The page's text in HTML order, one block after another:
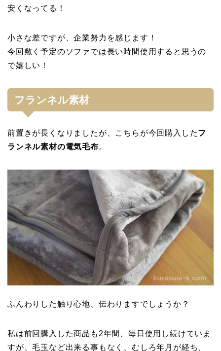
安くなってる！
小さな差ですが、企業努力を感じます！
今回敷く予定のソファでは長い時間使用すると思うの
で嬉しい！
フランネル素材
前置きが長くなりましたが、こちらが今回購入したフ
ランネル素材の電気毛布。
ふんわりした触り心地、伝わりますでしょうか？
私は前回購入した商品も2年間、毎日使用し続けていま
すが、毛玉など出来る事もなく、むしろ年月が経ち、